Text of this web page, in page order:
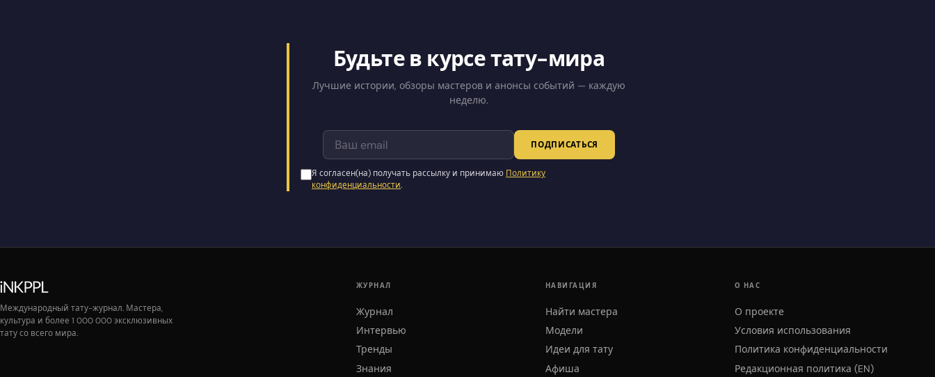
Будьте в курсе тату-мира
Лучшие истории, обзоры мастеров и анонсы событий — каждую
неделю.
ПОДПИСАТЬСЯ
Я согласен(на) получать рассылку и принимаю Политику
конфиденциальности.
Международный тату-журнал. Мастера,
культура и более 1 000 000 эксклюзивных
тату со всего мира.
ЖУРНАЛ
Журнал
Интервью
Тренды
Знания
НАВИГАЦИЯ
Найти мастера
Модели
Идеи для тату
Афиша
О НАС
О проекте
Условия использования
Политика конфиденциальности
Редакционная политика (EN)